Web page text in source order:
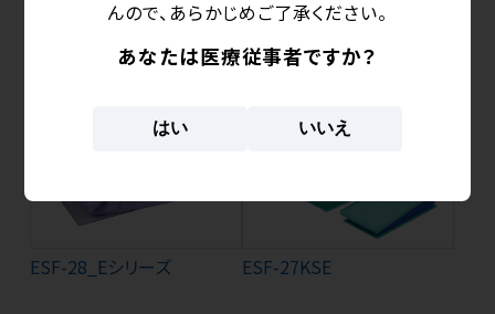
んので、あらかじめご了承ください。
あなたは医療従事者ですか？
はい いいえ
ESF-28_Eシリーズ ESF-27KSE